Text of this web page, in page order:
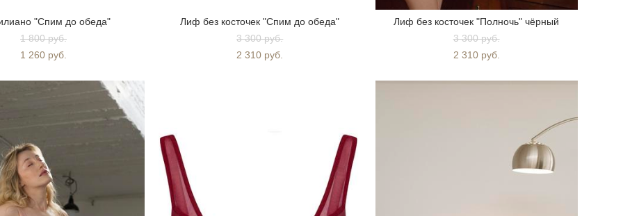
"Спим до обеда"
1 800 pуб.
1 260 pуб.
Лиф без косточек "Спим до обеда"
3 300 pуб.
2 310 pуб.
Лиф без косточек "Полночь" чёрный
3 300 pуб.
2 310 pуб.